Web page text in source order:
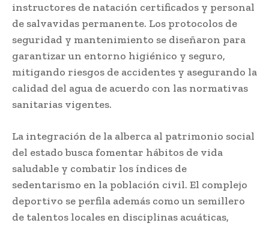
instructores de natación certificados y personal
de salvavidas permanente. Los protocolos de
seguridad y mantenimiento se diseñaron para
garantizar un entorno higiénico y seguro,
mitigando riesgos de accidentes y asegurando la
calidad del agua de acuerdo con las normativas
sanitarias vigentes.
La integración de la alberca al patrimonio social
del estado busca fomentar hábitos de vida
saludable y combatir los índices de
sedentarismo en la población civil. El complejo
deportivo se perfila además como un semillero
de talentos locales en disciplinas acuáticas,